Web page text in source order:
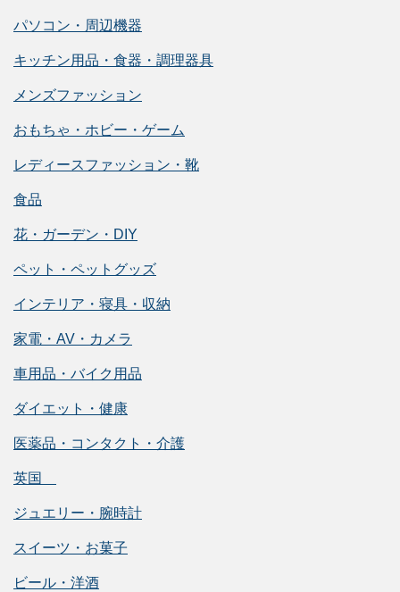
パソコン・周辺機器
キッチン用品・食器・調理器具
メンズファッション
おもちゃ・ホビー・ゲーム
レディースファッション・靴
食品
花・ガーデン・DIY
ペット・ペットグッズ
インテリア・寝具・収納
家電・AV・カメラ
車用品・バイク用品
ダイエット・健康
医薬品・コンタクト・介護
英国
ジュエリー・腕時計
スイーツ・お菓子
ビール・洋酒